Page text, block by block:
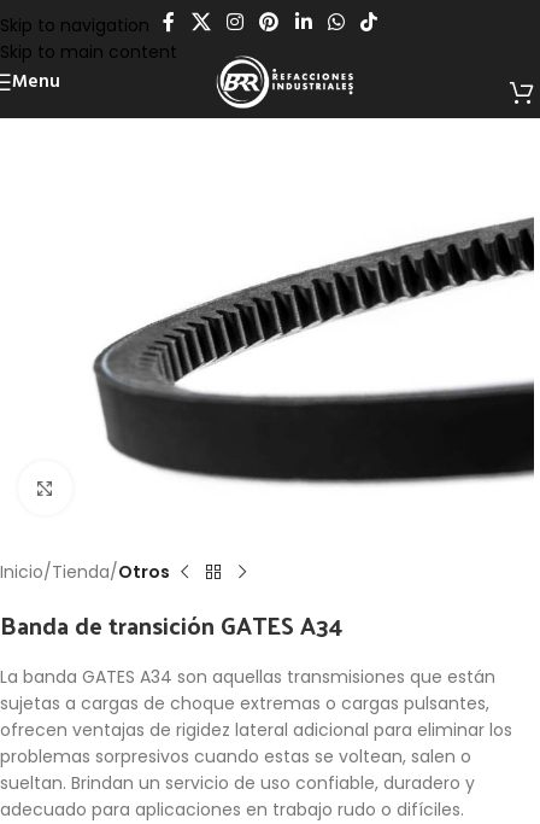
Skip to navigation
Skip to main content
Menu
Inicio Tienda Otros
Banda de transición GATES A34
La banda GATES A34 son aquellas transmisiones que están
sujetas a cargas de choque extremas o cargas pulsantes,
ofrecen ventajas de rigidez lateral adicional para eliminar los
problemas sorpresivos cuando estas se voltean, salen o
sueltan. Brindan un servicio de uso confiable, duradero y
adecuado para aplicaciones en trabajo rudo o difíciles.